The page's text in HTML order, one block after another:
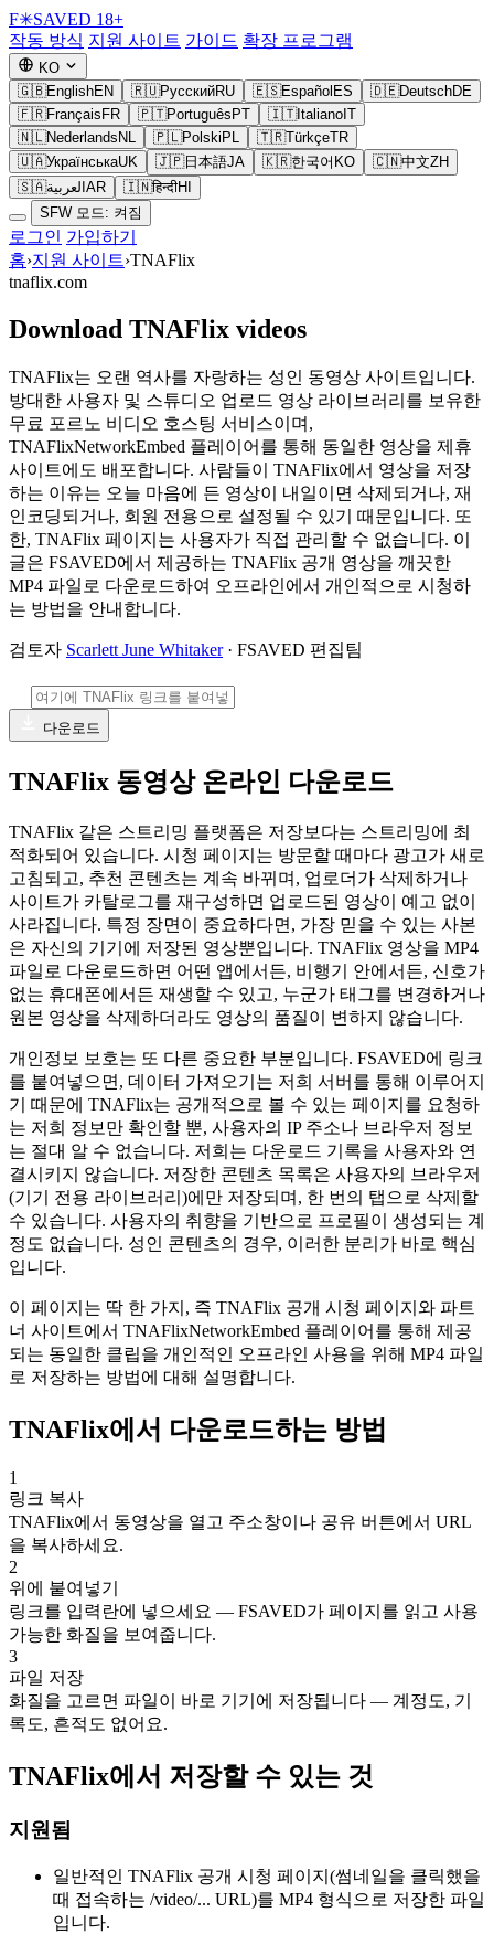
F✳SAVED 18+
작동 방식 지원 사이트 가이드 확장 프로그램
KO
🇬🇧EnglishEN 🇷🇺РусскийRU 🇪🇸Español ES 🇩🇪DeutschDE
🇫🇷Français FR 🇵🇹Português PT 🇮🇹Italiano IT
🇳🇱Nederlands NL 🇵🇱Polski PL 🇹🇷TürkçeTR
🇺🇦УкраїнськаUK 🇯🇵日本語JA 🇰🇷한국어 KO 🇨🇳中文ZH
🇸🇦العربية AR 🇮🇳हिन्दीHI
SFW 모드: 켜짐
로그인 가입하기
홈›지원 사이트›TNAFlix
tnaflix.com
Download TNAFlix videos
TNAFlix는 오랜 역사를 자랑하는 성인 동영상 사이트입니다.
방대한 사용자 및 스튜디오 업로드 영상 라이브러리를 보유한
무료 포르노 비디오 호스팅 서비스이며,
TNAFlixNetworkEmbed 플레이어를 통해 동일한 영상을 제휴
사이트에도 배포합니다. 사람들이 TNAFlix에서 영상을 저장
하는 이유는 오늘 마음에 든 영상이 내일이면 삭제되거나, 재
인코딩되거나, 회원 전용으로 설정될 수 있기 때문입니다. 또
한, TNAFlix 페이지는 사용자가 직접 관리할 수 없습니다. 이
글은 FSAVED에서 제공하는 TNAFlix 공개 영상을 깨끗한
MP4 파일로 다운로드하여 오프라인에서 개인적으로 시청하
는 방법을 안내합니다.
검토자 Scarlett June Whitaker· FSAVED 편집팀
다운로드
TNAFlix 동영상 온라인 다운로드
TNAFlix 같은 스트리밍 플랫폼은 저장보다는 스트리밍에 최
적화되어 있습니다. 시청 페이지는 방문할 때마다 광고가 새로
고침되고, 추천 콘텐츠는 계속 바뀌며, 업로더가 삭제하거나
사이트가 카탈로그를 재구성하면 업로드된 영상이 예고 없이
사라집니다. 특정 장면이 중요하다면, 가장 믿을 수 있는 사본
은 자신의 기기에 저장된 영상뿐입니다. TNAFlix 영상을 MP4
파일로 다운로드하면 어떤 앱에서든, 비행기 안에서든, 신호가
없는 휴대폰에서든 재생할 수 있고, 누군가 태그를 변경하거나
원본 영상을 삭제하더라도 영상의 품질이 변하지 않습니다.
개인정보 보호는 또 다른 중요한 부분입니다. FSAVED에 링크
를 붙여넣으면, 데이터 가져오기는 저희 서버를 통해 이루어지
기 때문에 TNAFlix는 공개적으로 볼 수 있는 페이지를 요청하
는 저희 정보만 확인할 뿐, 사용자의 IP 주소나 브라우저 정보
는 절대 알 수 없습니다. 저희는 다운로드 기록을 사용자와 연
결시키지 않습니다. 저장한 콘텐츠 목록은 사용자의 브라우저
(기기 전용 라이브러리)에만 저장되며, 한 번의 탭으로 삭제할
수 있습니다. 사용자의 취향을 기반으로 프로필이 생성되는 계
정도 없습니다. 성인 콘텐츠의 경우, 이러한 분리가 바로 핵심
입니다.
이 페이지는 딱 한 가지, 즉 TNAFlix 공개 시청 페이지와 파트
너 사이트에서 TNAFlixNetworkEmbed 플레이어를 통해 제공
되는 동일한 클립을 개인적인 오프라인 사용을 위해 MP4 파일
로 저장하는 방법에 대해 설명합니다.
TNAFlix에서 다운로드하는 방법
1
링크 복사
TNAFlix에서 동영상을 열고 주소창이나 공유 버튼에서 URL
을 복사하세요.
2
위에 붙여넣기
링크를 입력란에 넣으세요 — FSAVED가 페이지를 읽고 사용
가능한 화질을 보여줍니다.
3
파일 저장
화질을 고르면 파일이 바로 기기에 저장됩니다 — 계정도, 기
록도, 흔적도 없어요.
TNAFlix에서 저장할 수 있는 것
지원됨
일반적인 TNAFlix 공개 시청 페이지(썸네일을 클릭했을
때 접속하는 /video/... URL)를 MP4 형식으로 저장한 파일
입니다.